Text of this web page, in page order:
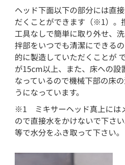
ヘッド下面以下の部分には直
だくことができます（※1）。
工具なしで簡単に取り外せ、
拌部をいつでも清潔にできる
的に製造していただくことが
が15cm以上、また、床への設
なっているので機械下部の床
うになっています。
※1 ミキサーヘッド真上には
ので直接水をかけないで下さ
等で水分をふき取って下さい。